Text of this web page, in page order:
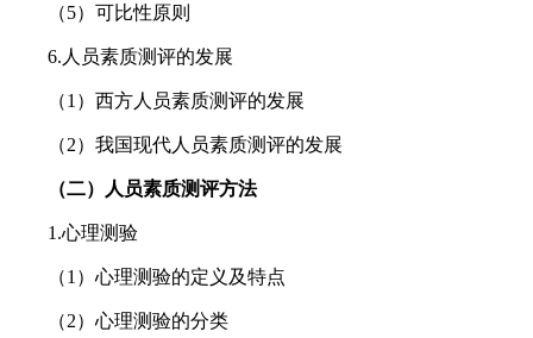
（5）可比性原则
6.人员素质测评的发展
（1）西方人员素质测评的发展
（2）我国现代人员素质测评的发展
（二）人员素质测评方法
1.心理测验
（1）心理测验的定义及特点
（2）心理测验的分类